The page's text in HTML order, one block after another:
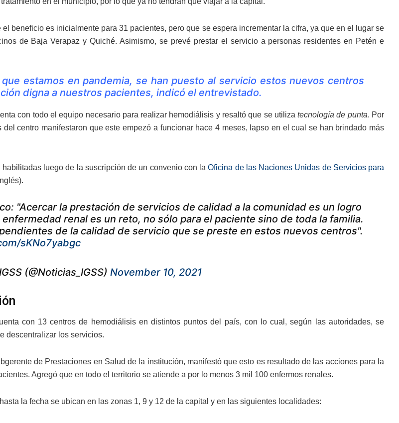
el beneficio es inicialmente para 31 pacientes, pero que se espera incrementar la cifra, ya que en el lugar se
de Baja Verapaz y Quiché. Asimismo, se prevé prestar el servicio a personas residentes en Petén e
estamos en pandemia, se han puesto al servicio estos nuevos centros
digna a nuestros pacientes, indicó el entrevistado.
con todo el equipo necesario para realizar hemodiálisis y resaltó que se utilizatecnología de punta. Por
del centro manifestaron que este empezó a funcionar hace 4 meses, lapso en el cual se han brindado más
habilitadas luego de la suscripción de un convenio con laOficina de las Naciones Unidas de Servicios para
"Acercar la prestación de servicios de calidad a la comunidad es un logro
renal es un reto, no sólo para el paciente sino de toda la familia.
de la calidad de servicio que se preste en estos nuevos centros".
sKNo7yabgc
(@Noticias_IGSS) November 10, 2021
con 13 centros de hemodiálisis en distintos puntos del país, con lo cual, según las autoridades, se
descentralizar los servicios.
de Prestaciones en Salud de la institución, manifestó que esto es resultado de las acciones para la
Agregó que en todo el territorio se atiende a por lo menos 3 mil 100 enfermos renales.
la fecha se ubican en las zonas 1, 9 y 12 de la capital y en las siguientes localidades: